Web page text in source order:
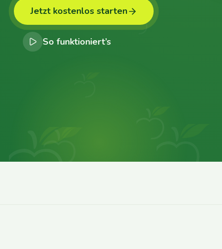
Jetzt kostenlos starten
So funktioniert’s